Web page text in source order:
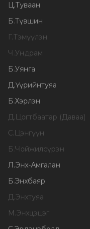
Ц.Туваан
Б.Түвшин
Г.Тэмүүлэн
Ч.Ундрам
Б.Уянга
Д.Үүрийнтуяа
Б.Хэрлэн
Д.Цогтбаатар (Даваа)
С.Цэнгүүн
Б.Чойжилсүрэн
Л.Энх-Амгалан
Б.Энхбаяр
Д.Энхтуяа
М.Энхцэцэг